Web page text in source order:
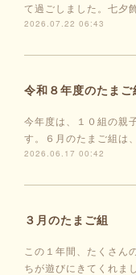
て過ごしました。七夕
2026.07.22 06:43
今年度は、１０組の親
す。６月のたまご組は
2026.06.17 00:42
３月のたまご組
この１年間、たくさん
ちが遊びにきてくれま